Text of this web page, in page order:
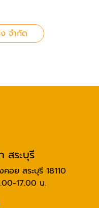
จำกัด
สระบุรี
อย สระบุรี 18110
17.00 น.